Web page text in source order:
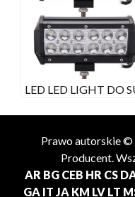
LED LED LIGHT DO
Prawo autorskie
Producent.
AR BG CEB HR CS
GA IT JA KM LV LT